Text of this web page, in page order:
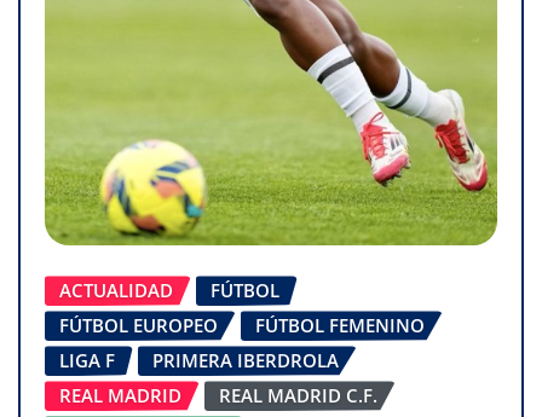
ACTUALIDAD
FÚTBOL
FÚTBOL EUROPEO
FÚTBOL FEMENINO
LIGA F
PRIMERA IBERDROLA
REAL MADRID
REAL MADRID C.F.